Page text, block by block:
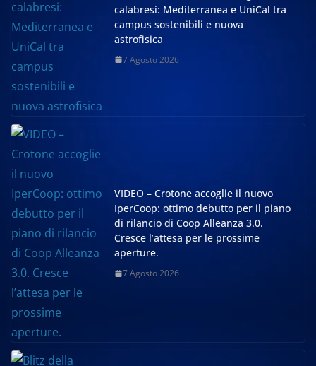
calabresi: Mediterranea e UniCal tra
campus sostenibili e nuova
astrofisica
7 Agosto 2026
VIDEO – Crotone accoglie il nuovo
IperCoop: ottimo debutto per il piano
di rilancio di Coop Alleanza 3.0.
Cresce l’attesa per le prossime
aperture.
7 Agosto 2026